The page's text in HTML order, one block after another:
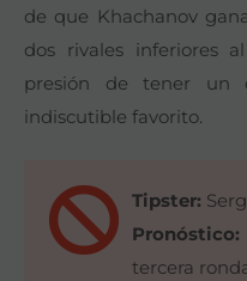
de que Khachanov
dos rivales inferiores
presión de tener un
indiscutible favorito.
Tipster:
Pronóstico:
tercera